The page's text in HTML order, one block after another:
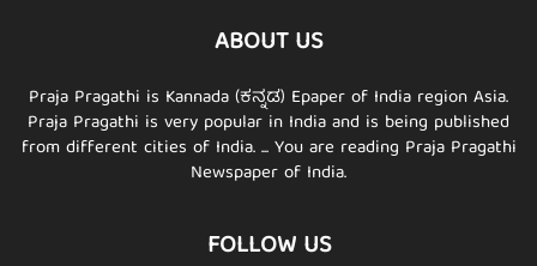
ABOUT US
Praja Pragathi is Kannada (ಕನ್ನಡ) Epaper of India region Asia.
Praja Pragathi is very popular in India and is being published
from different cities of India. ... You are reading Praja Pragathi
Newspaper of India.
FOLLOW US